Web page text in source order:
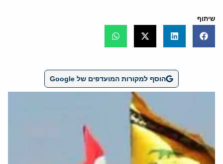
שיתוף
הוסף למקורות המועדפים של Google